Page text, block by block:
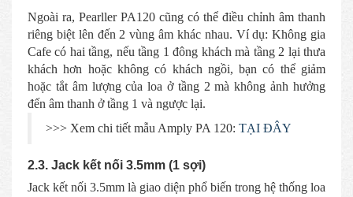
Ngoài ra, Pearller PA120 cũng có thể điều chỉnh âm thanh
riêng biệt lên đến 2 vùng âm khác nhau. Ví dụ: Không gia
Cafe có hai tầng, nếu tầng 1 đông khách mà tầng 2 lại thưa
khách hơn hoặc không có khách ngồi, bạn có thể giảm
hoặc tắt âm lượng của loa ở tầng 2 mà không ảnh hưởng
đến âm thanh ở tầng 1 và ngược lại.
>>> Xem chi tiết mẫu Amply PA 120: TẠI ĐÂY
2.3. Jack kết nối 3.5mm (1 sợi)
Jack kết nối 3.5mm là giao diện phổ biến trong hệ thống loa